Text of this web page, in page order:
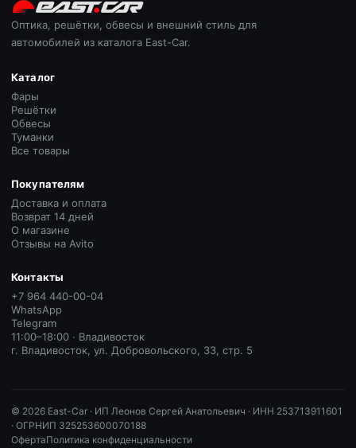
Оптика, решётки, обвесы и внешний стиль для
автомобилей из каталога East-Car.
Каталог
Фары
Решётки
Обвесы
Туманки
Все товары
Покупателям
Доставка и оплата
Возврат 14 дней
О магазине
Отзывы на Avito
Контакты
+7 964 440-00-04
WhatsApp
Telegram
11:00–18:00 · Владивосток
г. Владивосток, ул. Добровольского, 33, стр. 5
© 2026 East-Car · ИП Леонов Сергей Анатольевич · ИНН 253713911601
· ОГРНИП 325253600070188
ОфертаПолитика конфиденциальности